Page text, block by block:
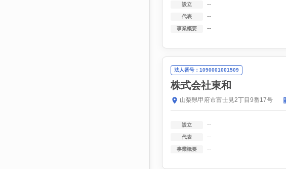
設立 --
代表 --
事業概要 --
法人番号：1090001001509
株式会社東和
山梨県甲府市富士見2丁目9番17号
設立 --
代表 --
事業概要 --